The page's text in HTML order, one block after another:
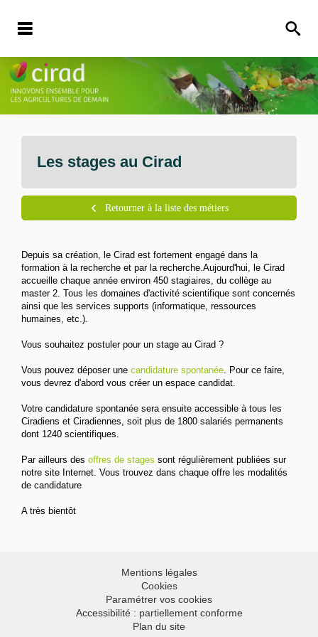
Les stages au Cirad
Depuis sa création, le Cirad est fortement engagé dans la
formation à la recherche et par la recherche.Aujourd'hui, le Cirad
accueille chaque année environ 450 stagiaires, du collège au
master 2. Tous les domaines d'activité scientifique sont concernés
ainsi que les services supports (informatique, ressources
humaines, etc.).
Vous souhaitez postuler pour un stage au Cirad ?
Vous pouvez déposer une candidature spontanée. Pour ce faire,
vous devrez d'abord vous créer un espace candidat.
Votre candidature spontanée sera ensuite accessible à tous les
Ciradiens et Ciradiennes, soit plus de 1800 salariés permanents
dont 1240 scientifiques.
Par ailleurs des offres de stages sont régulièrement publiées sur
notre site Internet. Vous trouvez dans chaque offre les modalités
de candidature
A très bientôt
Retourner à la liste des métiers
Mentions légales
Cookies
Paramétrer vos cookies
Accessibilité : partiellement conforme
Plan du site